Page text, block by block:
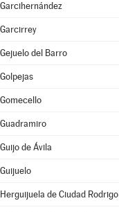
Garcihernández
Garcirrey
Gejuelo del Barro
Golpejas
Gomecello
Guadramiro
Guijo de Ávila
Guijuelo
Herguijuela de Ciudad Rodrigo